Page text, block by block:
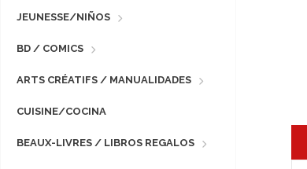
JEUNESSE/NIÑOS
BD / COMICS
ARTS CRÉATIFS / MANUALIDADES
CUISINE/COCINA
BEAUX-LIVRES / LIBROS REGALOS